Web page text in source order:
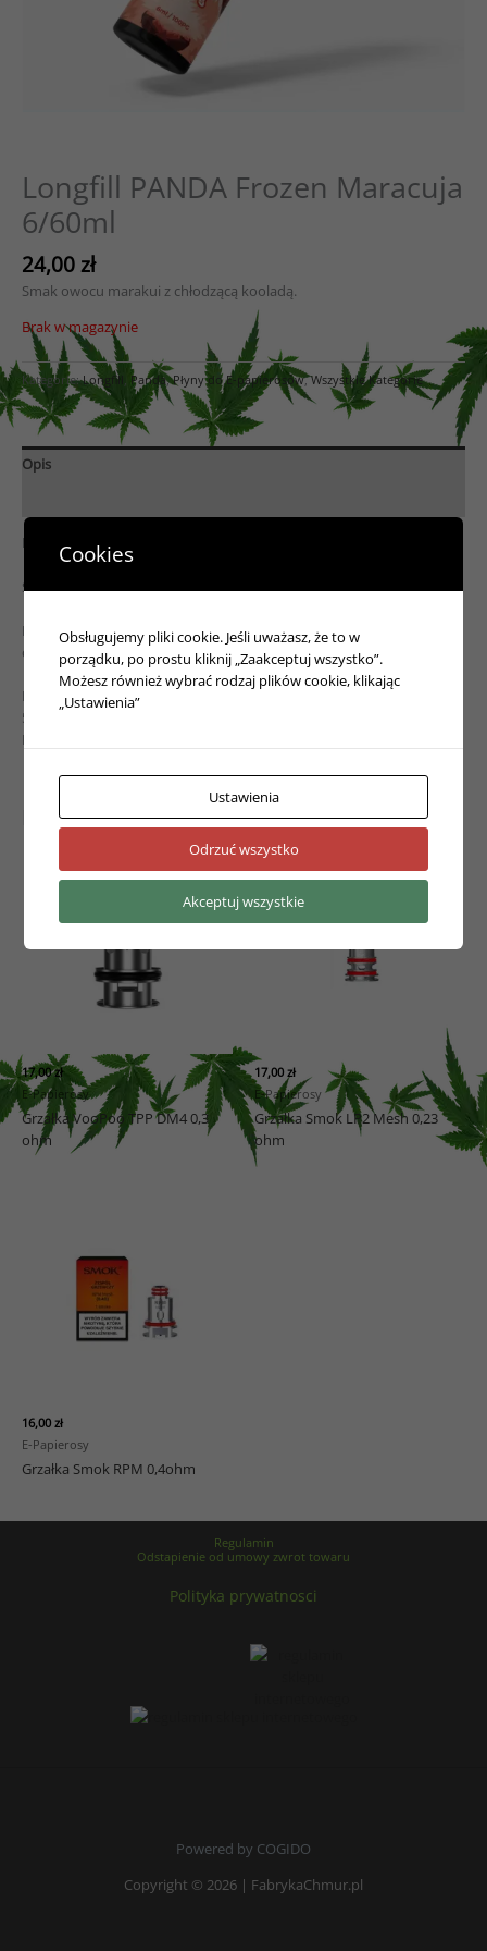
Longfill PANDA Frozen Maracuja
6/60ml
24,00zł
Smak owocu marakui z chłodzącą kooladą.
Brak w magazynie
Kategorie:Longfill Panda,Płyny do E-papierosów,Wszystkie Kategorie
Opis
PANDA FROZEN MARACUJA
Smak owocu marakui z chłodzącą kooladą.
Longfille wprost od Pandy. Niesamowicie pyszne połączenia
owocowe z dodatkiem orzeźwiającej koolady.
Longfill/koncentrat 6ml – Produkt gotowy do użytku po dodaniu
54ml bazy VG/PG
Butelka z zabezpieczeniem przed dziećmi
Podobne produkty
17,00zł
E-Papierosy
Grzałka VooPoo TPP DM4 0,3
ohm
17,00 zł
E-Papierosy
Grzałka Smok LP2 Mesh 0,23
ohm
16,00 zł
E-Papierosy
Grzałka Smok RPM 0,4ohm
Regulamin
Odstapienie od umowy zwrot towaru
Polityka prywatnosci
Powered by COGIDO
Copyright © 2026 | FabrykaChmur.pl
Cookies
Obsługujemy pliki cookie. Jeśli uważasz, że to w
porządku, po prostu kliknij „Zaakceptuj wszystko”.
Możesz również wybrać rodzaj plików cookie, klikając
„Ustawienia”
Ustawienia
Odrzuć wszystko
Akceptuj wszystkie